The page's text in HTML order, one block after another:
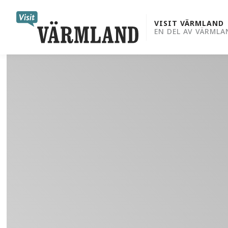
content
VISIT VÄRMLAND
EN DEL AV